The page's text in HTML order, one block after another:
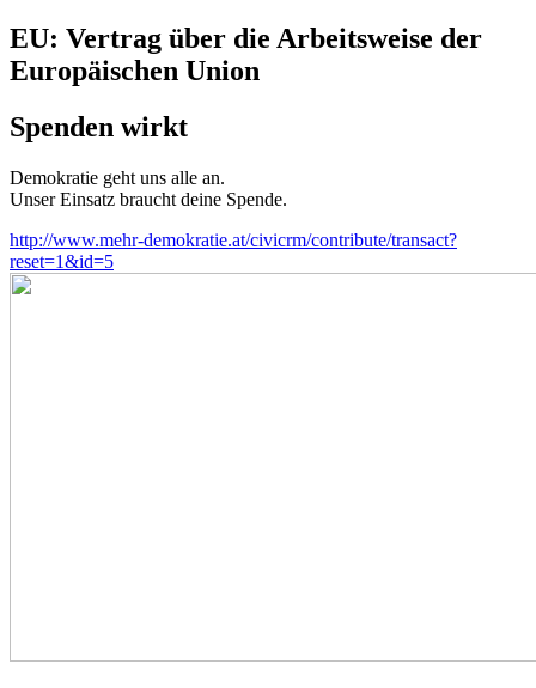
EU: Vertrag über die Arbeitsweise der
Europäischen Union
Spenden wirkt
Demokratie geht uns alle an.
Unser Einsatz braucht deine Spende.
http://www.mehr-demokratie.at/civicrm/contribute/transact?
reset=1&id=5